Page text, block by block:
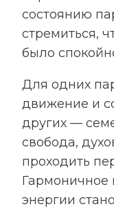
состоянию
стремиться,
было
Для одних
движение и
других —
свобода,
проходить
Гармоничное
энергии